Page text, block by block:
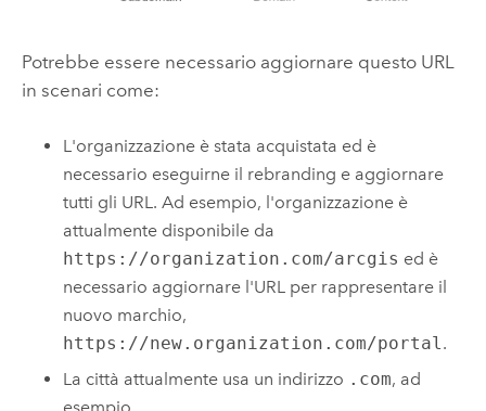
Potrebbe essere necessario aggiornare questo URL
in scenari come:
L'organizzazione è stata acquistata ed è
necessario eseguirne il rebranding e aggiornare
tutti gli URL. Ad esempio, l'organizzazione è
attualmente disponibile da
https://organization.com/arcgis ed è
necessario aggiornare l'URL per rappresentare il
nuovo marchio,
https://new.organization.com/portal.
La città attualmente usa un indirizzo .com, ad